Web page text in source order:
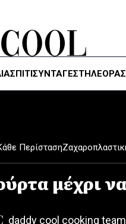
ΣΠΙΤΙΣΥΝΤΑΓΕΣ
Περίσταση
μέχρι
daddy cool cooking team